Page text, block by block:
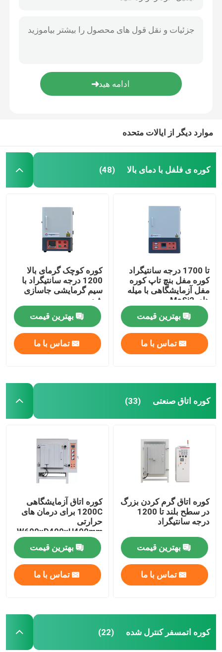
موارد دیگر از ایالات متحده
کوره ی فلفل با دمای بالا (48)
تا 1700 درجه سانتیگراد
کوره مفل بنچ تاپ کوره
مفل آزمایشگاهی با میله
های MoSi2
بهترین قیمت
تماس با ما
کوره کوچک گرمای بالا
1200 درجه سانتیگراد با
سیم گرمایشی جاسازی
شده
بهترین قیمت
تماس با ما
کوره اتاق صنعتی (33)
کوره اتاق گرم کردن بزرگ
در سطح بلند تا 1200
درجه سانتیگراد
بهترین قیمت
تماس با ما
کوره اتاق آزمایشگاهی
1200C برای درمان های
حرارتی
W600xD400xH400mm
بهترین قیمت
تماس با ما
کوره اتمسفر کنترل شده (22)